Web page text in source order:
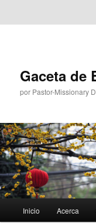
Gaceta de
por Pastor-Missionary
principal
Inicio Acerca